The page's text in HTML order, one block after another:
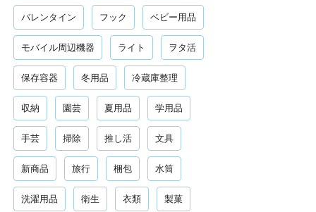
バレンタイン フック ベビー用品
モバイル周辺機器 ライト ヲタ活
保存容器 冬用品 冷蔵庫整理
収納 園芸 夏用品 学用品
手芸 掃除 推し活 文具
新商品 旅行 梱包 水筒
洗濯用品 衛生 衣類 製菓